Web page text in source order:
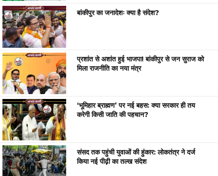
बांकीपुर का जनादेशः क्या है संदेश?
प्रशांत से अशांत हुई भाजपा! बांकीपुर से जन सुराज को
मिला राजनीति का नया मंत्र
‘भूमिहार ब्राह्मण’ पर नई बहस: क्या सरकार ही तय
करेगी किसी जाति की पहचान?
संसद तक पहुंची युवाओं की हुंकार: लोकतंत्र ने दर्ज
किया नई पीढ़ी का तल्ख संदेश